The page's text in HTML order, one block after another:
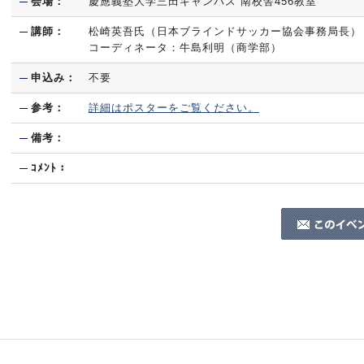
講師：
松崎英吾氏（日本ブラインドサッカー協会事務局長）
コーディネータ：牛島利明（商学部）
申込み： 不要
参考： 詳細はポスターをご覧ください。
備考：
ｺﾒﾝﾄ：